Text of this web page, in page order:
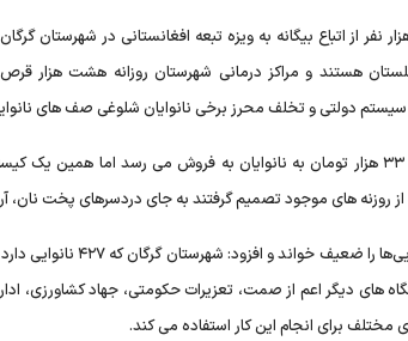
محلی اضافه کرد: در حال حاضر بیش از ۳۰ هزار نفر از اتباع بیگانه به ویزه تبعه
هستند و مراکز درمانی شهرستان روزانه هشت هزار
دولتی و تخلف محرز برخی نانوایان شلوغی صف های
روزنه های موجود تصمیم گرفتند به جای دردسرهای پخت نان، آرد
وی ظرفیت های موجود برای نظارت
های دیگر اعم از صمت، تعزیرات حکومتی، جهاد کشاورزی،
برای انجام این کار استفاده می کند.